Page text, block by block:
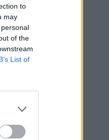
to
may
of the
List of